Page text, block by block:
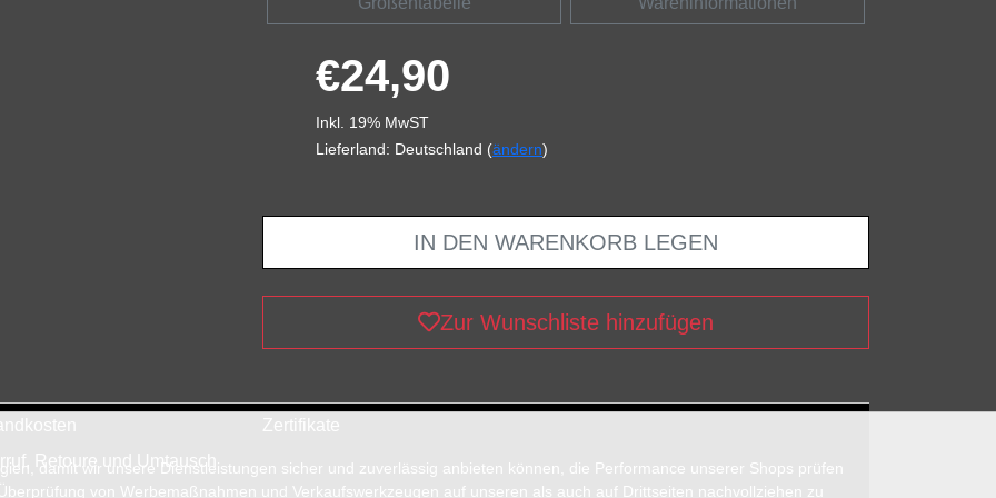
€24,90
Inkl. 19% MwST
Lieferland: Deutschland (ändern)
IN DEN WARENKORB LEGEN
Zur Wunschliste hinzufügen
Retoure und Umtausch
Zertifikate
damit wir unsere Dienstleistungen sicher und zuverlässig anbieten können, die Performance unserer Shops prüfen
von Werbemaßnahmen und Verkaufswerkzeugen auf unseren als auch auf Drittseiten nachvollziehen zu